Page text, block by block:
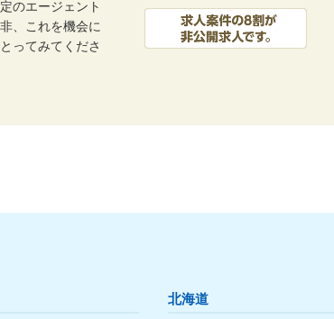
のエージェント
、これを機会に
ってみてくださ
北海道